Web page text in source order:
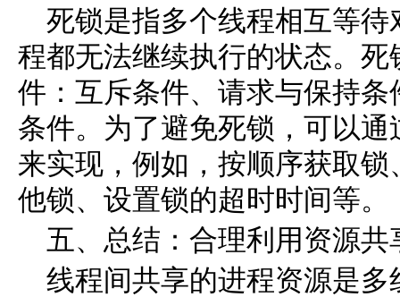
死锁是指多个线程相互等
程都无法继续执行的状态。
件：互斥条件、请求与保持
条件。为了避免死锁，可以
来实现，例如，按顺序获取
他锁、设置锁的超时时间等。
五、总结：合理利用资源
线程间共享的进程资源是